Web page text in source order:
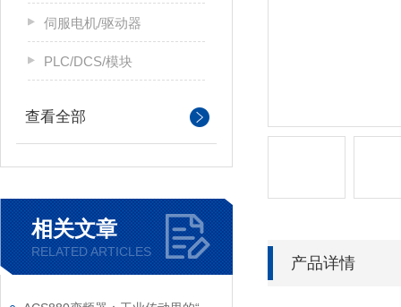
伺服电机/驱动器
PLC/DCS/模块
查看全部
相关文章
RELATED ARTICLES
产品详情